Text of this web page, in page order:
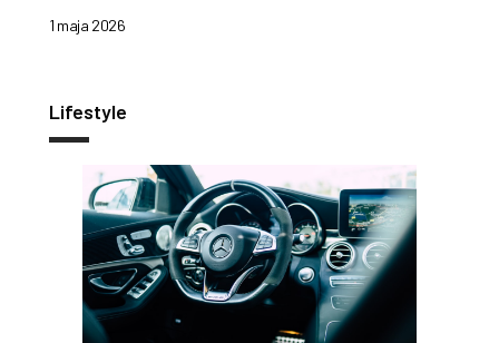
1 maja 2026
Lifestyle